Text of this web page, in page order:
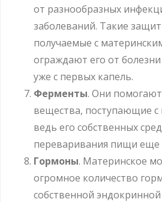
от разнообразных
заболеваний. Такие
получаемые с
ограждают его от
уже с первых капель.
Ферменты. Они
вещества, поступающие
ведь его собственных
переваривания пищи еще
Гормоны. Материнское
огромное количество
собственной